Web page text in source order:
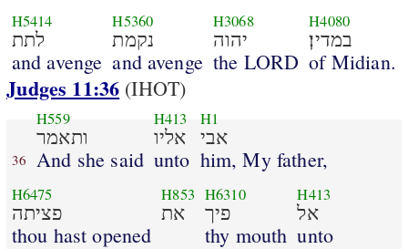
H5414
לתת
and avenge
H5360
נקמת
and avenge
H3068
יהוה
the LORD
H4080
במדין׃
of Midian.
Judges 11:36 (IHOT)
36
H559
ותאמר
And she said
H413
אליו
unto
H1
אבי
him, My father,
H6475
פציתה
thou hast opened
H853
את
H6310
פיך
thy mouth
H413
אל
unto